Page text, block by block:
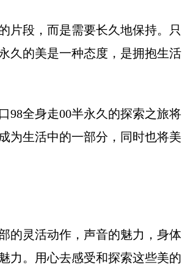
片段，而是需要长久地保持。只
久的美是一种态度，是拥抱生活
98全身走00半永久的探索之旅将
为生活中的一部分，同时也将美
的灵活动作，声音的魅力，身体
力。用心去感受和探索这些美的